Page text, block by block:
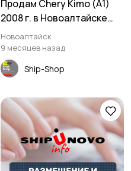
Продам Chery Kimo (A1)
2008 г. в Новоалтайске
Алтайский край
Новоалтайск
9 месяцев назад
Ship-Shop